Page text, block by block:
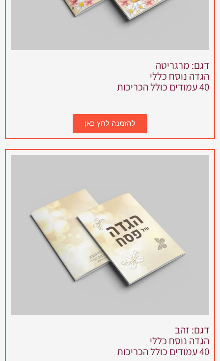
דגם: מרגריטה
הגדה נוסח כללי
40 עמודים כולל הכריכות
להזמנה לחץ כאן
דגם: זהב
הגדה נוסח כללי
40 עמודים כולל הכריכות